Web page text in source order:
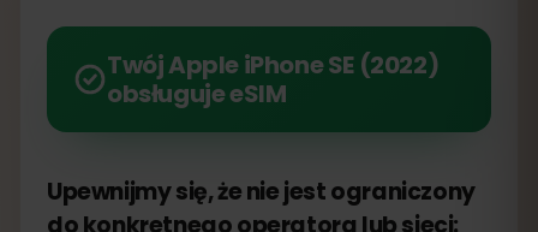
Twój Apple iPhone SE (2022)
obsługuje eSIM
Upewnijmy się, że nie jest ograniczony
do konkretnego operatora lub sieci: